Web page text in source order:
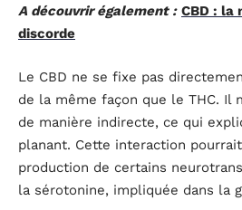
A découvrir également : CBD : la
discorde
Le CBD ne se fixe pas
de la même façon que le THC. Il
de manière indirecte, ce qui
planant. Cette interaction
production de certains
la sérotonine, impliquée dans la